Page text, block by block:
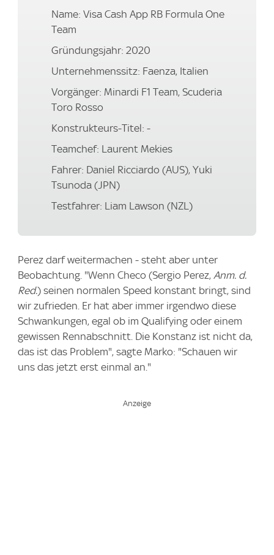
Name: Visa Cash App RB Formula One
Team
Gründungsjahr: 2020
Unternehmenssitz: Faenza, Italien
Vorgänger: Minardi F1 Team, Scuderia
Toro Rosso
Konstrukteurs-Titel: -
Teamchef: Laurent Mekies
Fahrer: Daniel Ricciardo (AUS), Yuki
Tsunoda (JPN)
Testfahrer: Liam Lawson (NZL)
Perez darf weitermachen - steht aber unter
Beobachtung. "Wenn Checo (Sergio Perez, Anm. d.
Red.) seinen normalen Speed konstant bringt, sind
wir zufrieden. Er hat aber immer irgendwo diese
Schwankungen, egal ob im Qualifying oder einem
gewissen Rennabschnitt. Die Konstanz ist nicht da,
das ist das Problem", sagte Marko: "Schauen wir
uns das jetzt erst einmal an."